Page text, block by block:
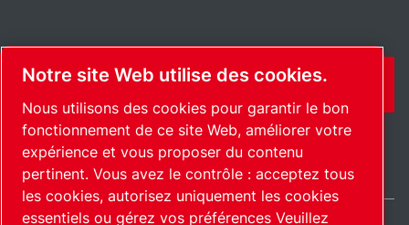
CONTACT
Notre site Web utilise des cookies.
Nous utilisons des cookies pour garantir le bon
fonctionnement de ce site Web, améliorer votre
expérience et vous proposer du contenu
pertinent. Vous avez le contrôle : acceptez tous
les cookies, autorisez uniquement les cookies
essentiels ou gérez vos préférences Veuillez